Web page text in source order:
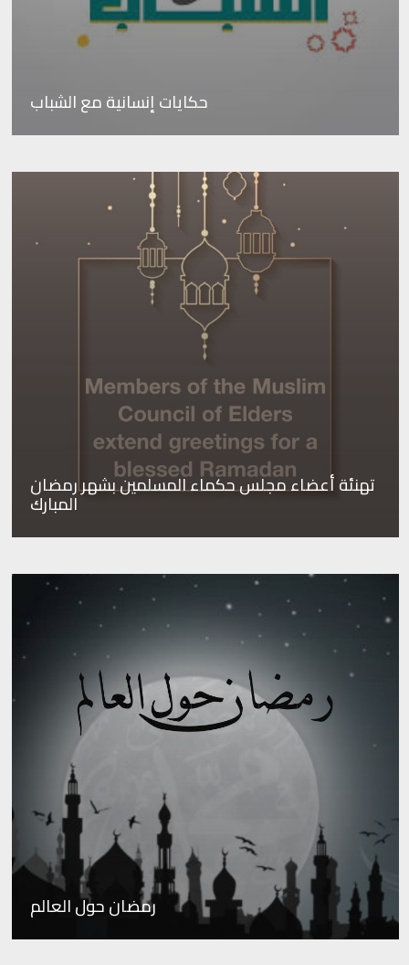
حكايات إنسانية مع الشباب
تهنئة أعضاء مجلس حكماء المسلمين بشهر رمضان
المبارك
رمضان حول العالم